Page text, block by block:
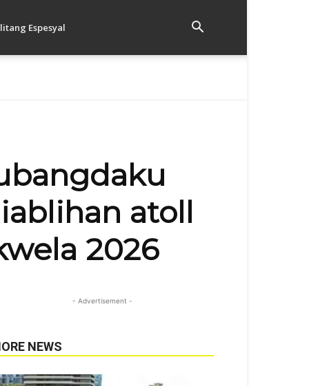
Espesyal
atoll
2026
- Advertisement -
NEWS